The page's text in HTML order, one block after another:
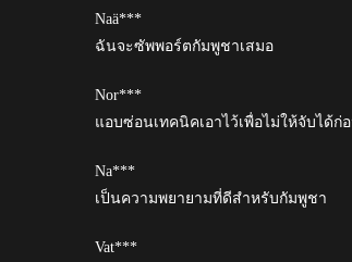
Naä***
ฉันจะซัพพอร์ตกัมพูชาเสมอ
Nor***
แอบซ่อนเทคนิคเอาไว้เพื่อไม่ให้จับได้ก่
Na***
เป็นความพยายามที่ดีสำหรับกัมพูชา
Vat***